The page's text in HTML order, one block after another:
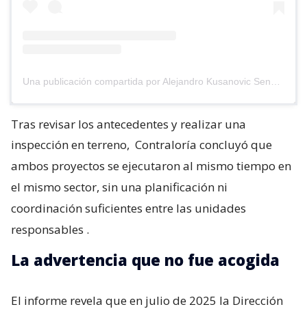
Tras revisar los antecedentes y realizar una
inspección en terreno, Contraloría concluyó que
ambos proyectos se ejecutaron al mismo tiempo en
el mismo sector, sin una planificación ni
coordinación suficientes entre las unidades
responsables .
La advertencia que no fue acogida
El informe revela que en julio de 2025 la Dirección